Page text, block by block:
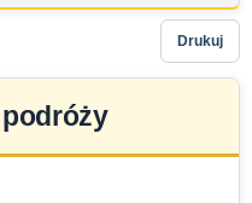
Drukuj